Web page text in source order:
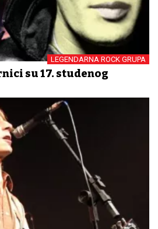
LEGENDARNA ROCK GRUPA
su 17. studenog